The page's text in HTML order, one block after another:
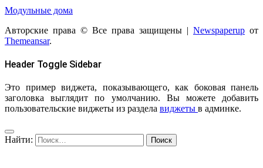
Модульные дома
Авторские права © Все права защищены | Newspaperup от
Themeansar.
Header Toggle Sidebar
Это пример виджета, показывающего, как боковая панель
заголовка выглядит по умолчанию. Вы можете добавить
пользовательские виджеты из раздела виджеты в админке.
Найти: